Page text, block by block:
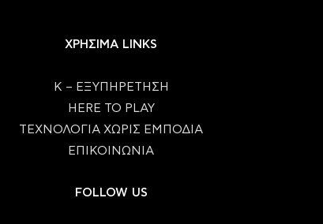
ΧΡΗΣΙΜΑ LINKS
Κ – ΕΞΥΠΗΡΕΤΗΣΗ
HERE TO PLAY
ΤΕΧΝΟΛΟΓΙΑ ΧΩΡΙΣ ΕΜΠΟΔΙΑ
ΕΠΙΚΟΙΝΩΝΙΑ
FOLLOW US